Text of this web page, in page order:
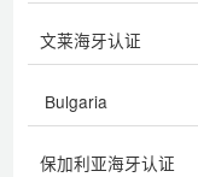
文莱海牙认证
Bulgaria
保加利亚海牙认证